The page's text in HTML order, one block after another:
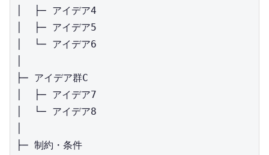
│  ├─ アイデア4
│  ├─ アイデア5
│  └─ アイデア6
├─ アイデア群C
│  ├─ アイデア7
│  └─ アイデア8
├─ 制約・条件